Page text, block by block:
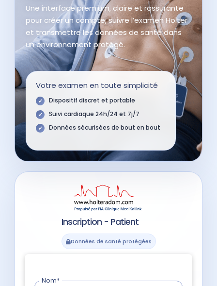
Une interface premium, claire et rassurante
pour créer un compte, suivre l’examen Holter
et transmettre les données de santé dans
un environnement protégé.
Votre examen en toute simplicité
✓ Dispositif discret et portable
✓ Suivi cardiaque 24h/24 et 7j/7
✓ Données sécurisées de bout en bout
Inscription - Patient
Données de santé protégées
Nom*